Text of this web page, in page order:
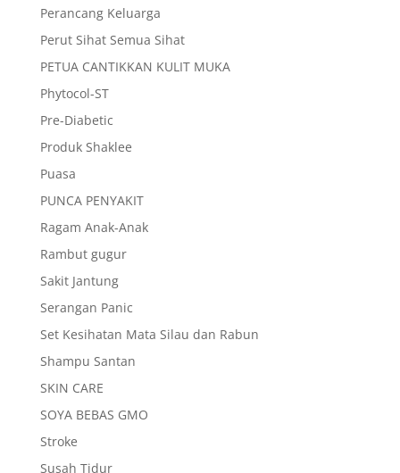
Perancang Keluarga
Perut Sihat Semua Sihat
PETUA CANTIKKAN KULIT MUKA
Phytocol-ST
Pre-Diabetic
Produk Shaklee
Puasa
PUNCA PENYAKIT
Ragam Anak-Anak
Rambut gugur
Sakit Jantung
Serangan Panic
Set Kesihatan Mata Silau dan Rabun
Shampu Santan
SKIN CARE
SOYA BEBAS GMO
Stroke
Susah Tidur